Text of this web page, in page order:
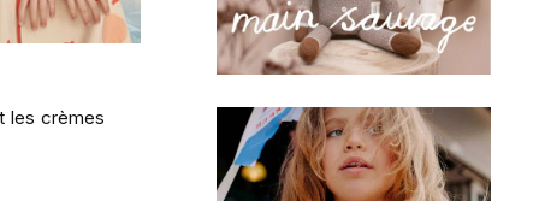
les crèmes